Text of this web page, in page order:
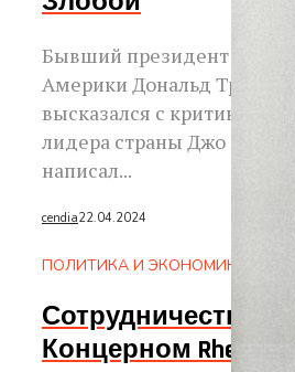
Бывший президент
Америки Дональд Трамп в
высказался с критикой в
лидера страны Джо
написал...
cendia22.04.2024
ПОЛИТИКА И ЭКОНОМИКА
Сотрудничество
Концерном